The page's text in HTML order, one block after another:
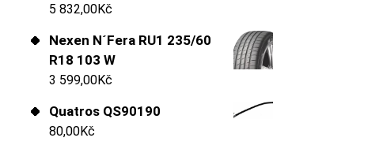
5 832,00Kč
Nexen N´Fera RU1 235/60
R18 103 W
3 599,00Kč
Quatros QS90190
80,00Kč